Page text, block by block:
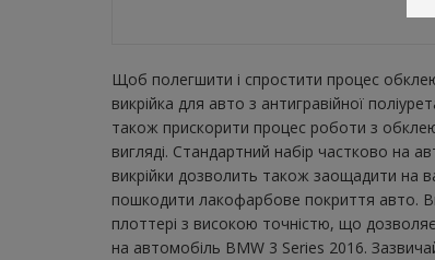
Щоб полегшити і спростити процес
викрійка для авто з антигравійної
також прискорити процес роботи з
вигляді. Стандартний набір частково на
викрійки дозволить також заощадити на
пошкодити лакофарбове покриття авто.
плоттері з високою точністю, що
на автомобіль BMW 3 Series 2016.